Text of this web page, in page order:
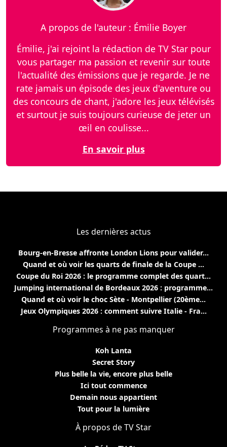
A propos de l'auteur : Émilie Boyer
Émilie, j'ai rejoint la rédaction de TV Star pour
vous partager ma passion et revenir sur toute
l'actualité des émissions que je regarde. Je ne
rate jamais un épisode des jeux d'aventure ou
des concours de chant, j'adore les jeux télévisés
et surtout je suis toujours curieuse de jeter un
œil en coulisse...
En savoir plus
Les dernières actus
Bourg-en-Bresse affronte London Lions pour valider...
Quand et où voir les quarts de finale de la Coupe ...
Coupe du Roi 2026 : le programme complet des quart...
Jumping international de Bordeaux 2026 : programme...
Quand et où voir le choc Sète - Montpellier (20ème...
Jeux Olympiques 2026 : comment suivre Italie - Fra...
Programmes à ne pas manquer
Koh Lanta
Secret Story
Plus belle la vie, encore plus belle
Ici tout commence
Demain nous appartient
Tout pour la lumière
À propos de TV Star